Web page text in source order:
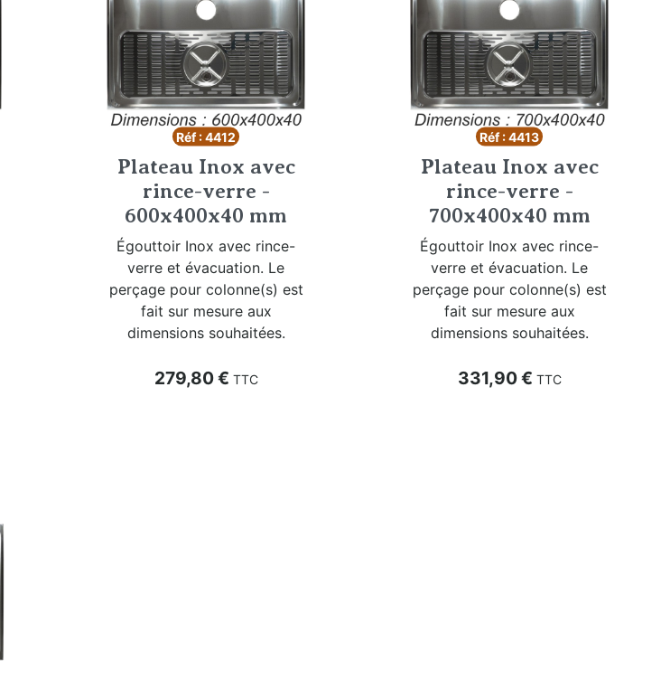
Réf : 4412
Plateau Inox avec
rince-verre -
600x400x40 mm
Égouttoir Inox avec rince-
verre et évacuation. Le
perçage pour colonne(s) est
fait sur mesure aux
dimensions souhaitées.
Prix
279,80 € TTC
Réf : 4413
Plateau Inox avec
rince-verre -
700x400x40 mm
Égouttoir Inox avec rince-
verre et évacuation. Le
perçage pour colonne(s) est
fait sur mesure aux
dimensions souhaitées.
Prix
331,90 € TTC